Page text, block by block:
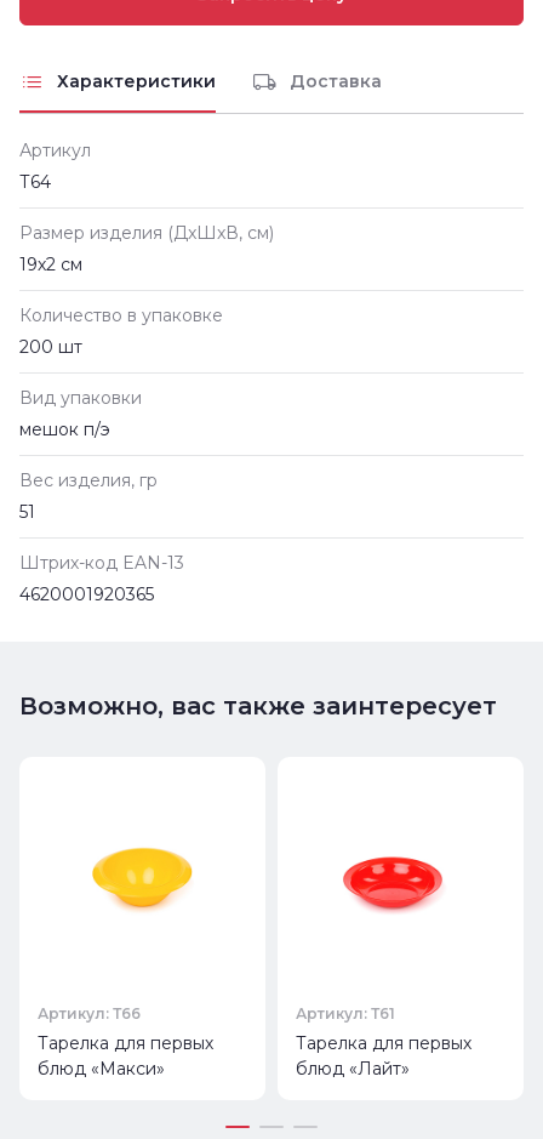
Характеристики Доставка
Артикул
Т64
Размер изделия (ДxШxВ, см)
19х2 см
Количество в упаковке
200 шт
Вид упаковки
мешок п/э
Вес изделия, гр
51
Штрих-код EAN-13
4620001920365
Возможно, вас также заинтересует
Артикул: Т66
Тарелка для первых
блюд «Макси»
Артикул: Т61
Тарелка для первых
блюд «Лайт»